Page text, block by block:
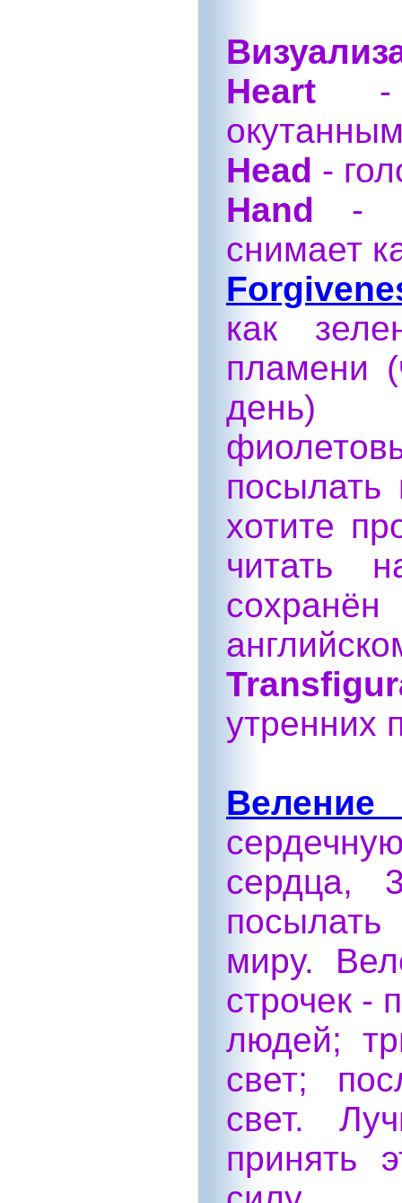
Heart -
Head -
Hand -
снимает
как
пламени
день)
посылать
хотите
читать
утренних
Веление
сердца,
миру.
строчек -
людей;
свет;
свет.
принять